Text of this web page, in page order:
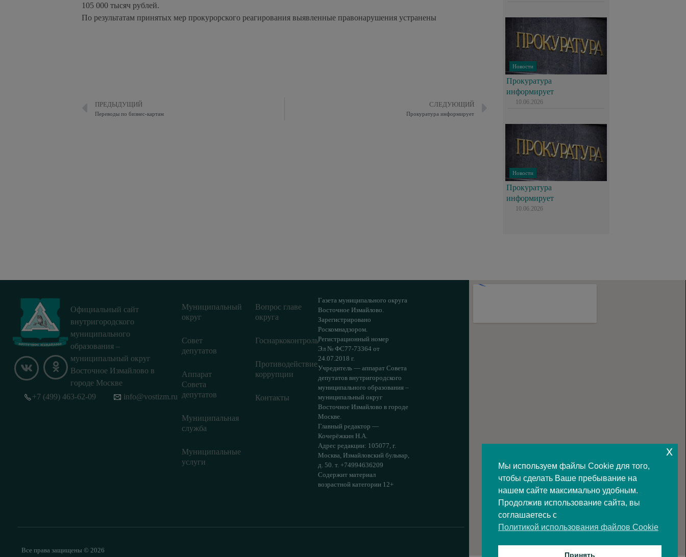
105 000 тысяч рублей.
По результатам принятых мер прокурорского реагирования выявленные правонарушения устранены
ПРЕДЫДУЩИЙ
Переводы по бизнес-картам
СЛЕДУЮЩИЙ
Прокуратура информирует
Новости
Прокуратура
информирует
10.06.2026
Новости
Прокуратура
информирует
10.06.2026
Официальный сайт
внутригородского
муниципального
образования –
муниципальный округ
Восточное Измайлово в
городе Москве
Муниципальный
округ
Совет
депутатов
Аппарат
Совета
депутатов
Муниципальная
служба
Муниципальные
услуги
Вопрос главе
округа
Госнаркоконтроль
Противодействие
коррупции
Контакты
Газета муниципального округа
Восточное Измайлово.
Зарегистрировано
Роскомнадзором.
Регистрационный номер
Эл № ФС77-73364 от
24.07.2018 г.
Учредитель — аппарат Совета
депутатов внутригородского
муниципального образования –
муниципальный округ
Восточное Измайлово в городе
Москве.
Главный редактор —
Кочерёжкин Н.А.
Адрес редакции: 105077, г.
Москва, Измайловский бульвар,
д. 50. т. +74994636209
Содержит материал
возрастной категории 12+
+7 (499) 463-62-09 info@vostizm.ru
Все права защищены © 2026
Мы используем файлы Cookie для того,
чтобы сделать Ваше пребывание на
нашем сайте максимально удобным.
Продолжив использование сайта, вы
соглашаетесь с
Политикой использования файлов Cookie
Принять
x